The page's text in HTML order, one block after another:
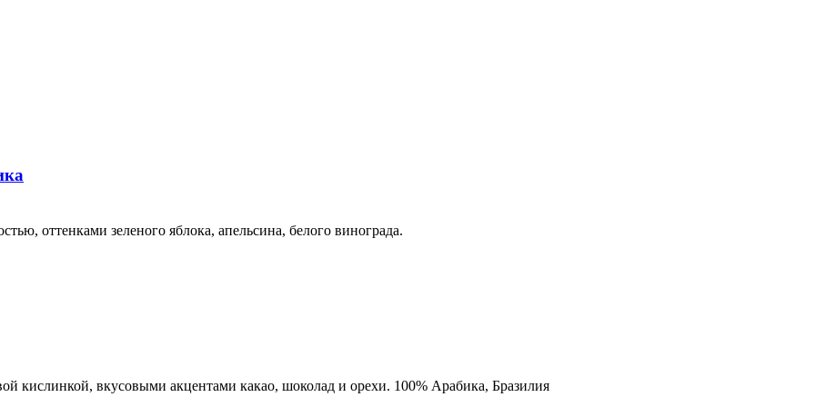
оттенками зеленого яблока, апельсина, белого винограда.
кислинкой, вкусовыми акцентами какао, шоколад и орехи. 100% Арабика, Бразилия